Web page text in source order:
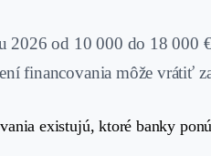
od 10 000 do 18 000
financovania môže vrátiť
existujú, ktoré banky